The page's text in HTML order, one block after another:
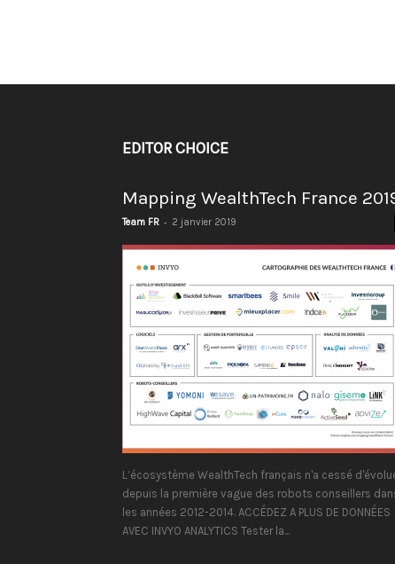
EDITOR CHOICE
Mapping WealthTech France
Team FR - 2 janvier 2019
L’écosystème WealthTech français n'a cessé
depuis la première vague des robots conseillers
les années 2012-2014. ACCÉDEZ A PLUS DE DONNÉES
AVEC INVYO ANALYTICS Tester la...